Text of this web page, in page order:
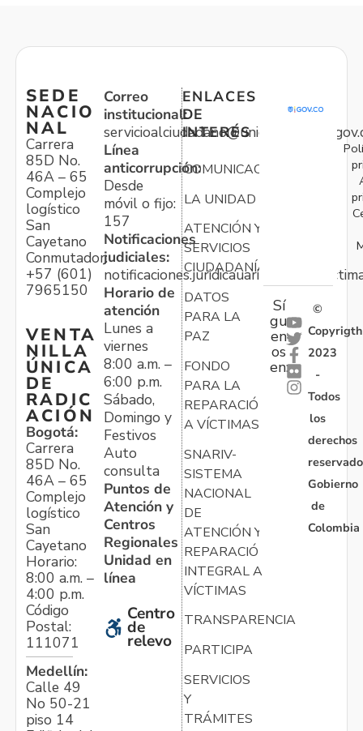
SEDE
NACIO
NAL
Carrera
85D No.
46A – 65
Complejo
logístico
San
Cayetano
Conmutador:
+57 (601)
7965150
VENTA
NILLA
ÚNICA
DE
RADIC
ACIÓN
Bogotá:
Carrera
85D No.
46A – 65
Complejo
logístico
San
Cayetano
Horario:
8:00 a.m. –
4:00 p.m.
Código
Postal:
111071
Medellín:
Calle 49
No 50-21
piso 14
Correo
institucional:
Línea
anticorrupción:
Desde
móvil o fijo:
157
Notificaciones
judiciales:
Horario de
atención
Lunes a
viernes
8:00 a.m. –
6:00 p.m.
Sábado,
Domingo y
Festivos
Auto
consulta
Puntos de
Atención y
Centros
Regionales
Unidad en
línea
Centro
de
relevo
ENLACES
DE
INTERÉS
COMUNICACIONES
LA UNIDAD
ATENCIÓN Y
SERVICIOS
CIUDADANÍA
DATOS
PARA LA
PAZ
FONDO
PARA LA
REPARACIÓN
A VÍCTIMAS
SNARIV-
SISTEMA
NACIONAL
DE
ATENCIÓN Y
REPARACIÓN
INTEGRAL A
VÍCTIMAS
TRANSPARENCIA
PARTICIPA
SERVICIOS
Y
TRÁMITES
Sí
gu
en
os
en:
©
Copyrigth
2023
-
Todos
los
derechos
Gobierno
de
Colombia